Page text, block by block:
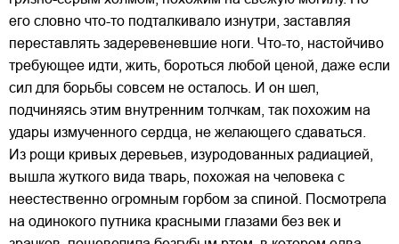
его словно что-то подталкивало изнутри, заставляя
переставлять задеревеневшие ноги. Что-то, настойчиво
требующее идти, жить, бороться любой ценой, даже если
сил для борьбы совсем не осталось. И он шел,
подчиняясь этим внутренним толчкам, так похожим на
удары измученного сердца, не желающего сдаваться.
Из рощи кривых деревьев, изуродованных радиацией,
вышла жуткого вида тварь, похожая на человека с
неестественно огромным горбом за спиной. Посмотрела
на одинокого путника красными глазами без век и